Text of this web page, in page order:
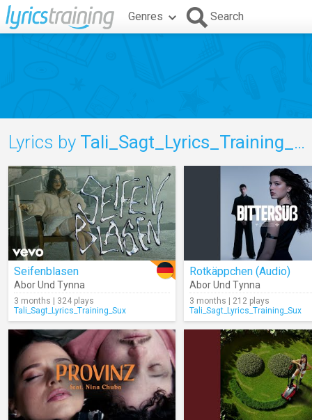
Genres Search
Lyrics by Tali_Sagt_Lyrics_Training_Sux
Seifenblasen
Abor Und Tynna
3 months | 324 plays
Tali_Sagt_Lyrics_Training_Sux
Rotkäppchen (Audio)
Abor Und Tynna
3 months | 212 plays
Tali_Sagt_Lyrics_Training_Sux